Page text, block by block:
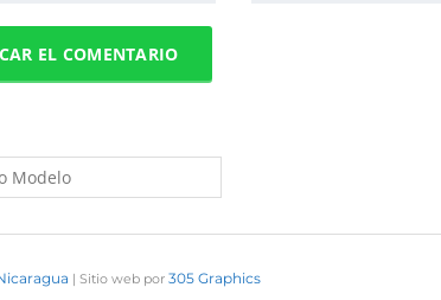
| Sitio web por 305 Graphics